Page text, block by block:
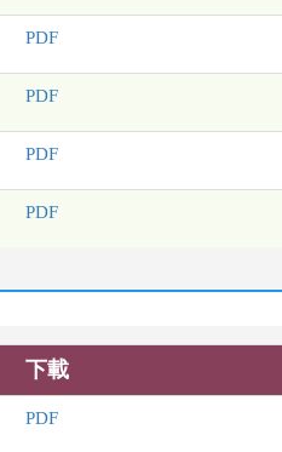
PDF
PDF
PDF
PDF
下載
PDF